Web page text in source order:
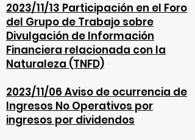
2023/11/13 Participación en el Foro
del Grupo de Trabajo sobre
Divulgación de Información
Financiera relacionada con la
Naturaleza (TNFD)
2023/11/06 Aviso de ocurrencia de
Ingresos No Operativos por
ingresos por dividendos